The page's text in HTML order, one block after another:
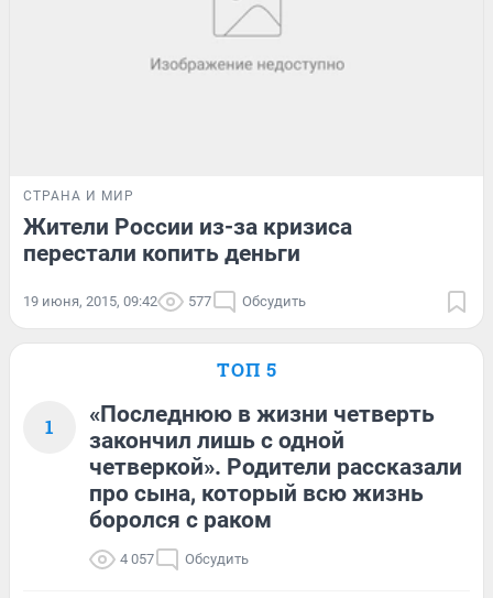
СТРАНА И МИР
Жители России из-за кризиса
перестали копить деньги
19 июня, 2015, 09:42 577 Обсудить
ТОП 5
1
«Последнюю в жизни четверть
закончил лишь с одной
четверкой». Родители рассказали
про сына, который всю жизнь
боролся с раком
4 057 Обсудить